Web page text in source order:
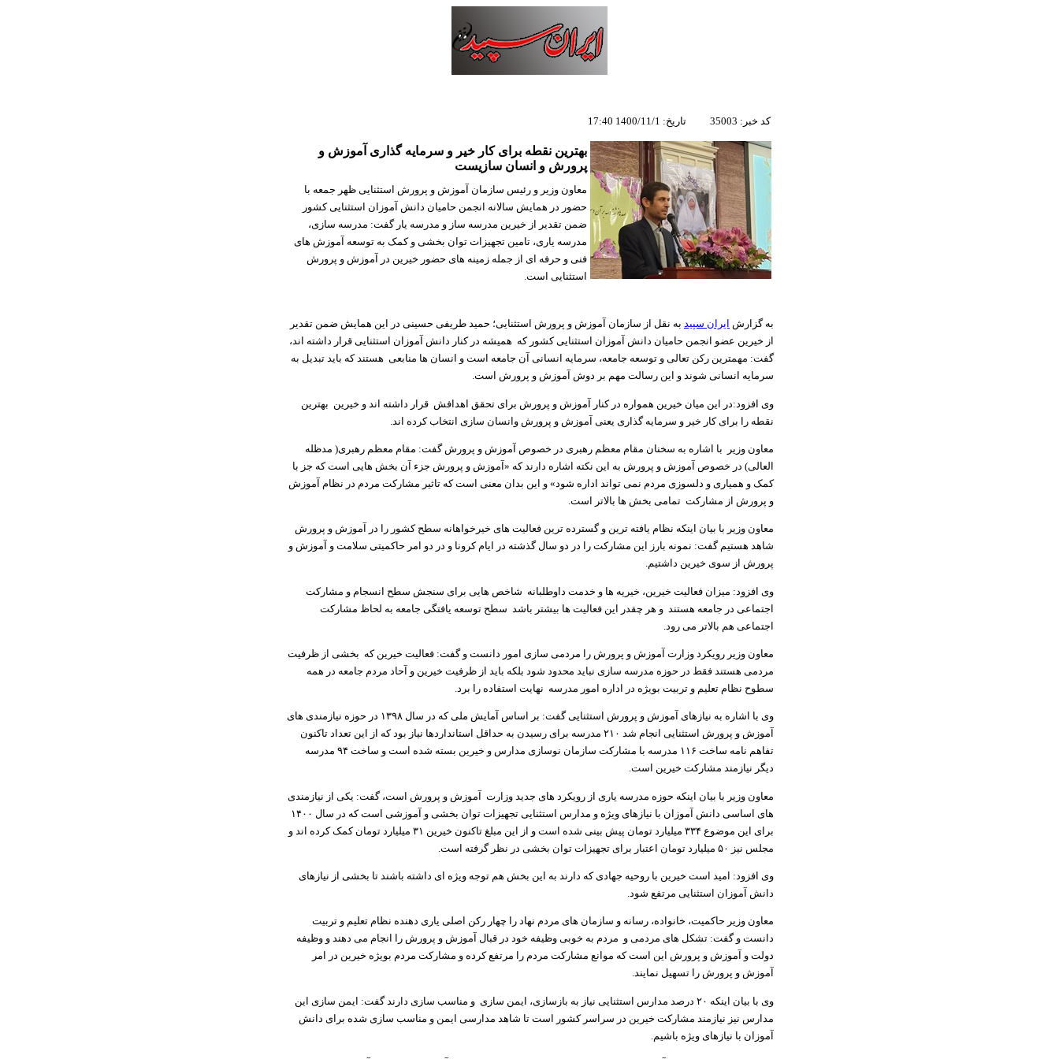
کد خبر: 35003 تاریخ: 1400/11/1 17:40
بهترین نقطه برای کار خیر و سرمایه گذاری آموزش و
پرورش و انسان سازیست
معاون وزیر و رئیس سازمان آموزش و پرورش استثنایی ظهر جمعه با
حضور در همایش سالانه انجمن حامیان دانش آموزان استثنایی کشور
ضمن تقدیر از خیرین مدرسه ساز و مدرسه یار گفت: مدرسه سازی،
مدرسه یاری، تامین تجهیزات توان بخشی و کمک به توسعه آموزش های
فنی و حرفه ای از جمله زمینه های حضور خیرین در آموزش و پرورش
استثنایی است.
به گزارش ایران سپید به نقل از سازمان آموزش و پرورش استثنایی؛ حمید طریفی حسینی در این همایش ضمن تقدیر
از خیرین عضو انجمن حامیان دانش آموزان استثنایی کشور که همیشه در کنار دانش آموزان استثنایی قرار داشته اند،
گفت: مهمترین رکن تعالی و توسعه جامعه، سرمایه انسانی آن جامعه است و انسان ها منابعی هستند که باید تبدیل به
سرمایه انسانی شوند و این رسالت مهم بر دوش آموزش و پرورش است.
وی افزود:در این میان خیرین همواره در کنار آموزش و پرورش برای تحقق اهدافش قرار داشته اند و خیرین بهترین
نقطه را برای کار خیر و سرمایه گذاری یعنی آموزش و پرورش وانسان سازی انتخاب کرده اند.
معاون وزیر با اشاره به سخنان مقام معظم رهبری در خصوص آموزش و پرورش گفت: مقام معظم رهبری( مدظله
العالی) در خصوص آموزش و پرورش به این نکته اشاره دارند که «آموزش و پرورش جزء آن بخش هایی است که جز با
کمک و همیاری و دلسوزی مردم نمی تواند اداره شود» و این بدان معنی است که تاثیر مشارکت مردم در نظام آموزش
و پرورش از مشارکت تمامی بخش ها بالاتر است.
معاون وزیر با بیان اینکه نظام یافته ترین و گسترده ترین فعالیت های خیرخواهانه سطح کشور را در آموزش و پرورش
شاهد هستیم گفت: نمونه بارز این مشارکت را در دو سال گذشته در ایام کرونا و در دو امر حاکمیتی سلامت و آموزش و
پرورش از سوی خیرین داشتیم.
وی افزود: میزان فعالیت خیرین، خیریه ها و خدمت داوطلبانه شاخص هایی برای سنجش سطح انسجام و مشارکت
اجتماعی در جامعه هستند و هر چقدر این فعالیت ها بیشتر باشد سطح توسعه یافتگی جامعه به لحاظ مشارکت
اجتماعی هم بالاتر می رود.
معاون وزیر رویکرد وزارت آموزش و پرورش را مردمی سازی امور دانست و گفت: فعالیت خیرین که بخشی از ظرفیت
مردمی هستند فقط در حوزه مدرسه سازی نباید محدود شود بلکه باید از ظرفیت خیرین و آحاد مردم جامعه در همه
سطوح نظام تعلیم و تربیت بویژه در اداره امور مدرسه نهایت استفاده را برد.
وی با اشاره به نیازهای آموزش و پرورش استثنایی گفت: بر اساس آمایش ملی که در سال ۱۳۹۸ در حوزه نیازمندی های
آموزش و پرورش استثنایی انجام شد ۲۱۰ مدرسه برای رسیدن به حداقل استانداردها نیاز بود که از این تعداد تاکنون
تفاهم نامه ساخت ۱۱۶ مدرسه با مشارکت سازمان نوسازی مدارس و خیرین بسته شده است و ساخت ۹۴ مدرسه
دیگر نیازمند مشارکت خیرین است.
معاون وزیر با بیان اینکه حوزه مدرسه یاری از رویکرد های جدید وزارت آموزش و پرورش است، گفت: یکی از نیازمندی
های اساسی دانش آموزان با نیازهای ویژه و مدارس استثنایی تجهیزات توان بخشی و آموزشی است که در سال ۱۴۰۰
برای این موضوع ۳۳۴ میلیارد تومان پیش بینی شده است و از این مبلغ تاکنون خیرین ۳۱ میلیارد تومان کمک کرده اند و
مجلس نیز ۵۰ میلیارد تومان اعتبار برای تجهیزات توان بخشی در نظر گرفته است.
وی افزود: امید است خیرین با روحیه جهادی که دارند به این بخش هم توجه ویژه ای داشته باشند تا بخشی از نیازهای
دانش آموزان استثنایی مرتفع شود.
معاون وزیر حاکمیت، خانواده، رسانه و سازمان های مردم نهاد را چهار رکن اصلی یاری دهنده نظام تعلیم و تربیت
دانست و گفت: تشکل های مردمی و مردم به خوبی وظیفه خود در قبال آموزش و پرورش را انجام می دهند و وظیفه
دولت و آموزش و پرورش این است که موانع مشارکت مردم را مرتفع کرده و مشارکت مردم بویژه خیرین در امر
آموزش و پرورش را تسهیل نمایند.
وی با بیان اینکه ۲۰ درصد مدارس استثنایی نیاز به بازسازی، ایمن سازی و مناسب سازی دارند گفت: ایمن سازی این
مدارس نیز نیازمند مشارکت خیرین در سراسر کشور است تا شاهد مدارسی ایمن و مناسب سازی شده برای دانش
آموزان با نیازهای ویژه باشیم.